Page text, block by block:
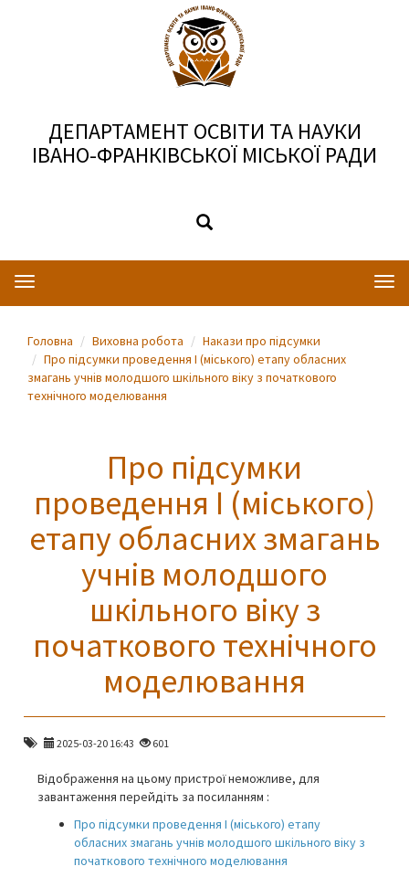
ДЕПАРТАМЕНТ ОСВІТИ ТА НАУКИ
ІВАНО-ФРАНКІВСЬКОЇ МІСЬКОЇ РАДИ
Toggle
Головна Виховна робота
Накази про підсумки
Про підсумки проведення І (міського) етапу обласних
змагань учнів молодшого шкільного віку з початкового
технічного моделювання
Про підсумки
проведення І (міського)
етапу обласних змагань
учнів молодшого
шкільного віку з
початкового технічного
моделювання
2025-03-20 16:43 601
Відображення на цьому пристрої неможливе, для
завантаження перейдіть за посиланням :
Про підсумки проведення І (міського) етапу
обласних змагань учнів молодшого шкільного віку з
початкового технічного моделювання